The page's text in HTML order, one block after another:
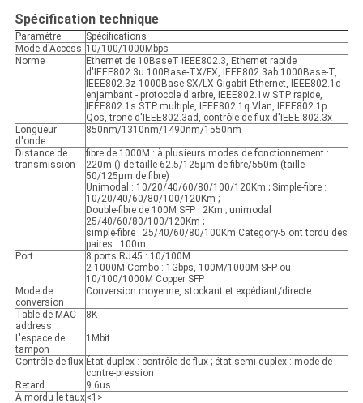
Spécification technique
Paramètre
Spécifications
Mode d'Access 10/100/1000Mbps
Norme
Ethernet de 10BaseT IEEE802.3, Ethernet rapide
d'IEEE802.3u 100Base-TX/FX, IEEE802.3ab 1000Base-T,
IEEE802.3z 1000Base-SX/LX Gigabit Ethernet, IEEE802.1d
enjambant - protocole d'arbre, IEEE802.1w STP rapide,
IEEE802.1s STP multiple, IEEE802.1q Vlan, IEEE802.1p
Qos, tronc d'IEEE802.3ad, contrôle de flux d'IEEE 802.3x
Longueur
d'onde
850nm/1310nm/1490nm/1550nm
Distance de
transmission
fibre de 1000M : à plusieurs modes de fonctionnement :
220m () de taille 62.5/125μm de fibre/550m (taille
50/125μm de fibre)
Unimodal : 10/20/40/60/80/100/120Km ; Simple-fibre :
10/20/40/60/80/100/120Km ;
Double-fibre de 100M SFP : 2Km ; unimodal :
25/40/60/80/100/120Km ;
simple-fibre : 25/40/60/80/100Km Category-5 ont tordu des
paires : 100m
Port
8 ports RJ45 : 10/100M
2 1000M Combo : 1Gbps, 100M/1000M SFP ou
10/100/1000M Copper SFP
Mode de
conversion
Conversion moyenne, stockant et expédiant/directe
Table de MAC
address
8K
L'espace de
tampon
1Mbit
Contrôle de flux État duplex : contrôle de flux ; état semi-duplex : mode de
contre-pression
Retard
9.6us
A mordu le taux<1>